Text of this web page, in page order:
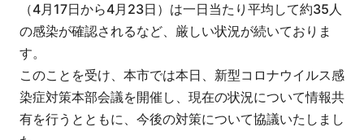
（4月17日から4月23日）は一日当たり平均して約35人
の感染が確認されるなど、厳しい状況が続いておりま
す。
このことを受け、本市では本日、新型コロナウイルス感
染症対策本部会議を開催し、現在の状況について情報共
有を行うとともに、今後の対策について協議いたしまし